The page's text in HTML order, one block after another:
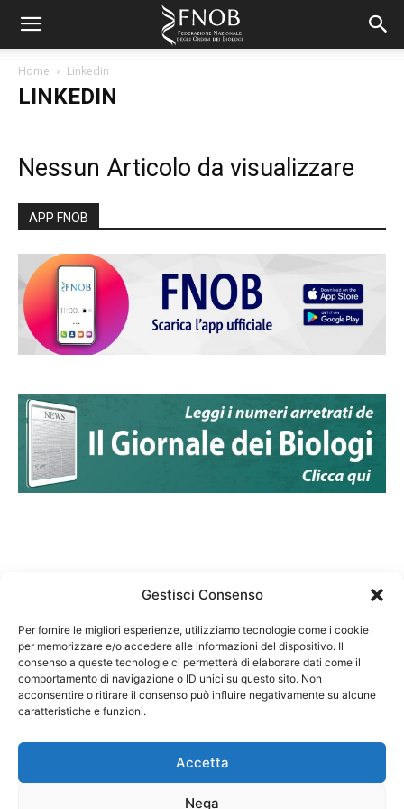
Gestisci Consenso
Per fornire le migliori esperienze, utilizziamo tecnologie come i cookie
per memorizzare e/o accedere alle informazioni del dispositivo. Il
consenso a queste tecnologie ci permetterà di elaborare dati come il
comportamento di navigazione o ID unici su questo sito. Non
acconsentire o ritirare il consenso può influire negativamente su alcune
caratteristiche e funzioni.
Accetta
Nega
Home Linkedin
LINKEDIN
Nessun Articolo da visualizzare
APP FNOB
Federazione Nazionale Degli Ordini dei Biologi:
codice fiscale 80069130583
Responsabile sito internet www.fnob.it: Vincenzo